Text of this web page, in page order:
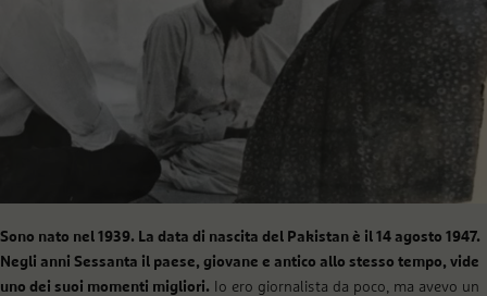
Sono nato nel 1939. La data di nascita del Pakistan è il 14 agosto 1947.
Negli anni Sessanta il paese, giovane e antico allo stesso tempo, vide
uno dei suoi momenti migliori. Io ero giornalista da poco, ma avevo un